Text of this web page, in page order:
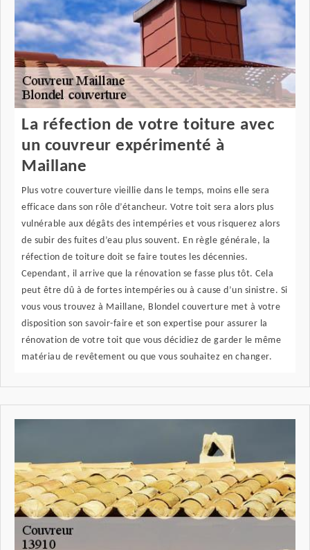
La réfection de votre toiture avec
un couvreur expérimenté à
Maillane
Plus votre couverture vieillie dans le temps, moins elle sera
efficace dans son rôle d’étancheur. Votre toit sera alors plus
vulnérable aux dégâts des intempéries et vous risquerez alors
de subir des fuites d’eau plus souvent. En règle générale, la
réfection de toiture doit se faire toutes les décennies.
Cependant, il arrive que la rénovation se fasse plus tôt. Cela
peut être dû à de fortes intempéries ou à cause d’un sinistre. Si
vous vous trouvez à Maillane, Blondel couverture met à votre
disposition son savoir-faire et son expertise pour assurer la
rénovation de votre toit que vous décidiez de garder le même
matériau de revêtement ou que vous souhaitez en changer.